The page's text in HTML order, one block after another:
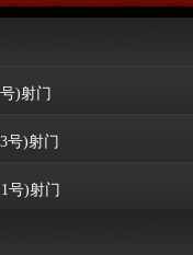
)射门
号)射门
号)射门